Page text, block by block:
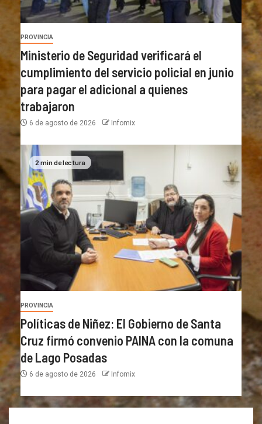
PROVINCIA
Ministerio de Seguridad verificará el
cumplimiento del servicio policial en junio
para pagar el adicional a quienes
trabajaron
6 de agosto de 2026 Infomix
2 min de lectura
PROVINCIA
Políticas de Niñez: El Gobierno de Santa
Cruz firmó convenio PAINA con la comuna
de Lago Posadas
6 de agosto de 2026 Infomix